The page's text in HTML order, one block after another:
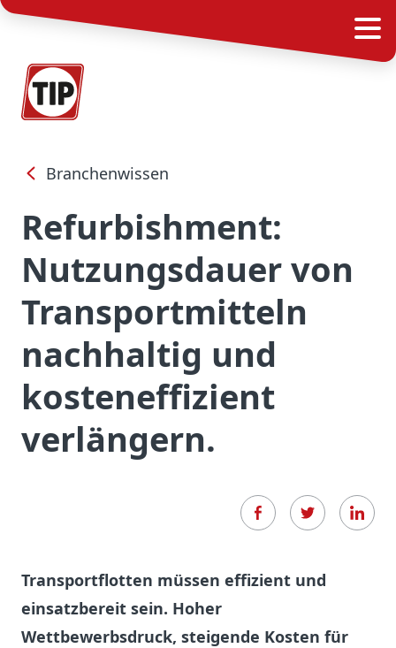
Branchenwissen
Refurbishment:
Nutzungsdauer von
Transportmitteln
nachhaltig und
kosteneffizient
verlängern.
Transportflotten müssen effizient und
einsatzbereit sein. Hoher
Wettbewerbsdruck, steigende Kosten für